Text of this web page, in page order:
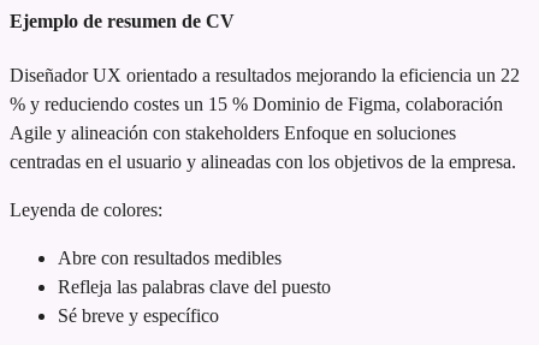
Ejemplo de resumen de CV
Diseñador UX orientado a resultados mejorando la eficiencia un 22
% y reduciendo costes un 15 % Dominio de Figma, colaboración
Agile y alineación con stakeholders Enfoque en soluciones
centradas en el usuario y alineadas con los objetivos de la empresa.
Leyenda de colores:
Abre con resultados medibles
Refleja las palabras clave del puesto
Sé breve y específico